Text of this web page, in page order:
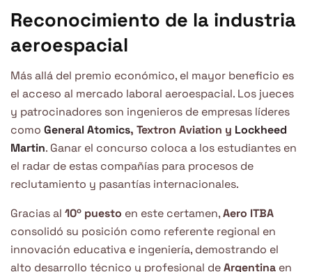
Reconocimiento de la industria
aeroespacial
Más allá del premio económico, el mayor beneficio es
el acceso al mercado laboral aeroespacial. Los jueces
y patrocinadores son ingenieros de empresas líderes
como General Atomics, Textron Aviation y Lockheed
Martin. Ganar el concurso coloca a los estudiantes en
el radar de estas compañías para procesos de
reclutamiento y pasantías internacionales.
Gracias al 10º puesto en este certamen,Aero ITBA
consolidó su posición como referente regional en
innovación educativa e ingeniería, demostrando el
alto desarrollo técnico y profesional deArgentina en